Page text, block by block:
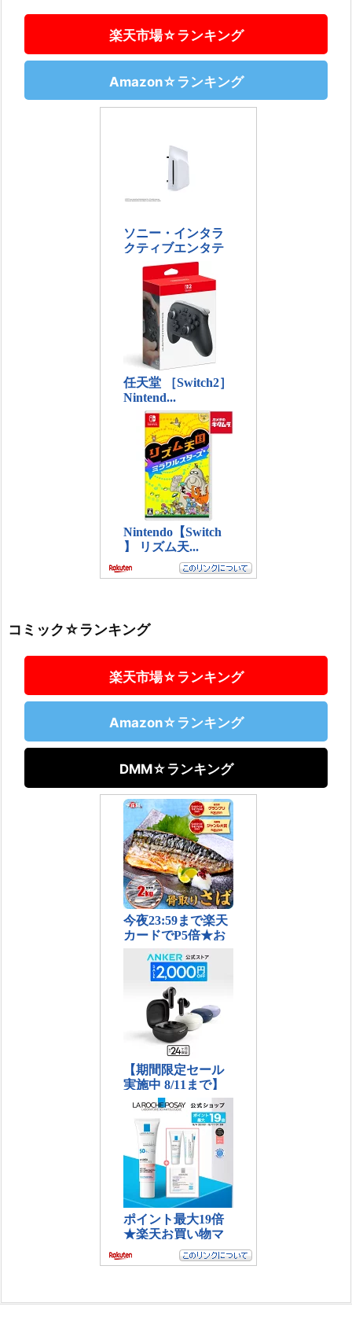
楽天市場☆ランキング
Amazon☆ランキング
コミック☆ランキング
楽天市場☆ランキング
Amazon☆ランキング
DMM☆ランキング